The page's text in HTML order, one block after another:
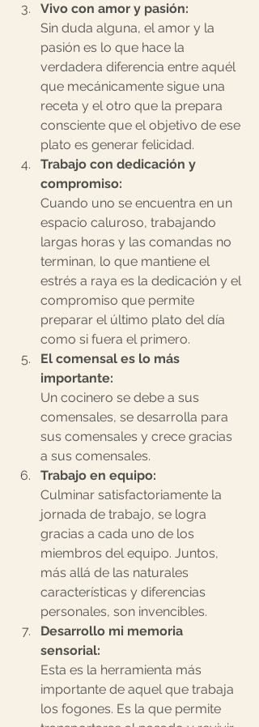
Vivo con amor y pasión:
Sin duda alguna, el amor y la
pasión es lo que hace la
verdadera diferencia entre aquél
que mecánicamente sigue una
receta y el otro que la prepara
consciente que el objetivo de ese
plato es generar felicidad.
Trabajo con dedicación y
compromiso:
Cuando uno se encuentra en un
espacio caluroso, trabajando
largas horas y las comandas no
terminan, lo que mantiene el
estrés a raya es la dedicación y el
compromiso que permite
preparar el último plato del día
como si fuera el primero.
El comensal es lo más
importante:
Un cocinero se debe a sus
comensales, se desarrolla para
sus comensales y crece gracias
a sus comensales.
Trabajo en equipo:
Culminar satisfactoriamente la
jornada de trabajo, se logra
gracias a cada uno de los
miembros del equipo. Juntos,
más allá de las naturales
características y diferencias
personales, son invencibles.
Desarrollo mi memoria
sensorial:
Esta es la herramienta más
importante de aquel que trabaja
los fogones. Es la que permite